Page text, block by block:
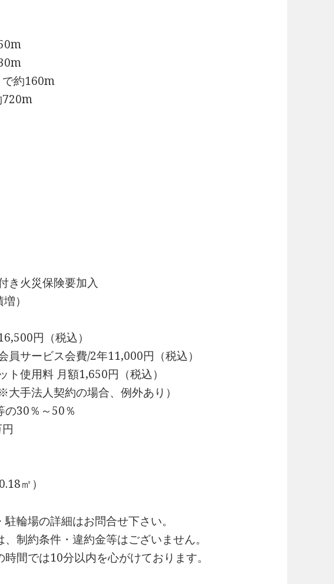
で約160m
720m
災保険要加入
）
円（税込）
ービス会費/2年11,000円（税込）
用料 月額1,650円（税込）
法人契約の場合、例外あり）
の30％～50％
㎡）
輪場の詳細はお問合せ下さい。
制約条件・違約金等はございません。
間では10分以内を心がけております。